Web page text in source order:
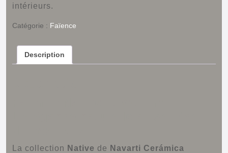
intérieurs.
Catégorie : Faïence
Description
La collection Native de Navarti Cerámica